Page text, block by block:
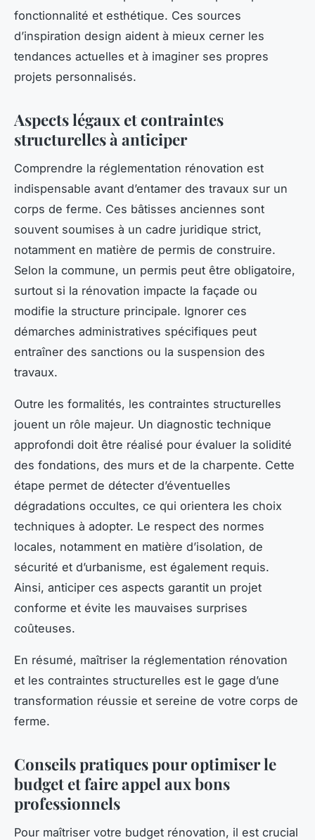
fonctionnalité et esthétique. Ces sources
d’inspiration design aident à mieux cerner les
tendances actuelles et à imaginer ses propres
projets personnalisés.
Aspects légaux et contraintes
structurelles à anticiper
Comprendre la réglementation rénovation est
indispensable avant d’entamer des travaux sur un
corps de ferme. Ces bâtisses anciennes sont
souvent soumises à un cadre juridique strict,
notamment en matière de permis de construire.
Selon la commune, un permis peut être obligatoire,
surtout si la rénovation impacte la façade ou
modifie la structure principale. Ignorer ces
démarches administratives spécifiques peut
entraîner des sanctions ou la suspension des
travaux.
Outre les formalités, les contraintes structurelles
jouent un rôle majeur. Un diagnostic technique
approfondi doit être réalisé pour évaluer la solidité
des fondations, des murs et de la charpente. Cette
étape permet de détecter d’éventuelles
dégradations occultes, ce qui orientera les choix
techniques à adopter. Le respect des normes
locales, notamment en matière d’isolation, de
sécurité et d’urbanisme, est également requis.
Ainsi, anticiper ces aspects garantit un projet
conforme et évite les mauvaises surprises
coûteuses.
En résumé, maîtriser la réglementation rénovation
et les contraintes structurelles est le gage d’une
transformation réussie et sereine de votre corps de
ferme.
Conseils pratiques pour optimiser le
budget et faire appel aux bons
professionnels
Pour maîtriser votre budget rénovation, il est crucial